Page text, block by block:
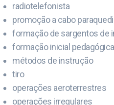
radiotelefonista
promoção a cabo
formação de sargentos de
formação inicial
métodos de instrução
tiro
operações aeroterrestres
operações irregulares